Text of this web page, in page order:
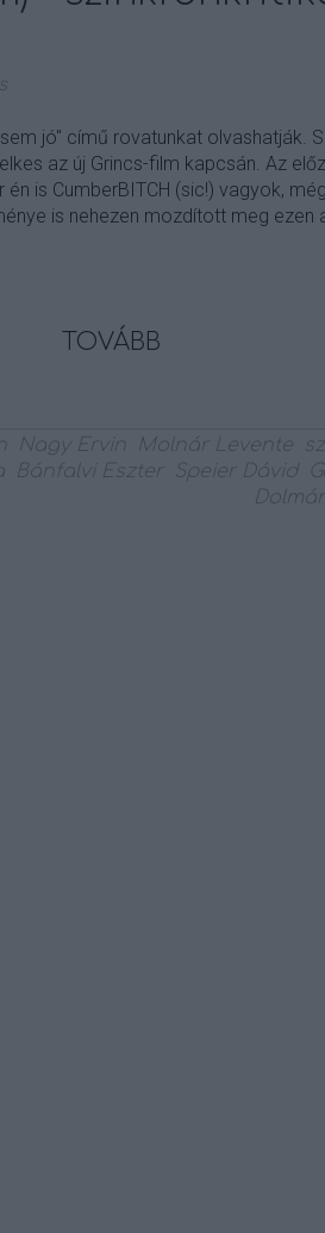
jó" című rovatunkat olvashatják.
az új Grincs-film kapcsán. Az
én is CumberBITCH (sic!) vagyok,
is nehezen mozdított meg ezen
TOVÁBB
Nagy Ervin Molnár Levente
Bánfalvi Eszter Speier Dávid